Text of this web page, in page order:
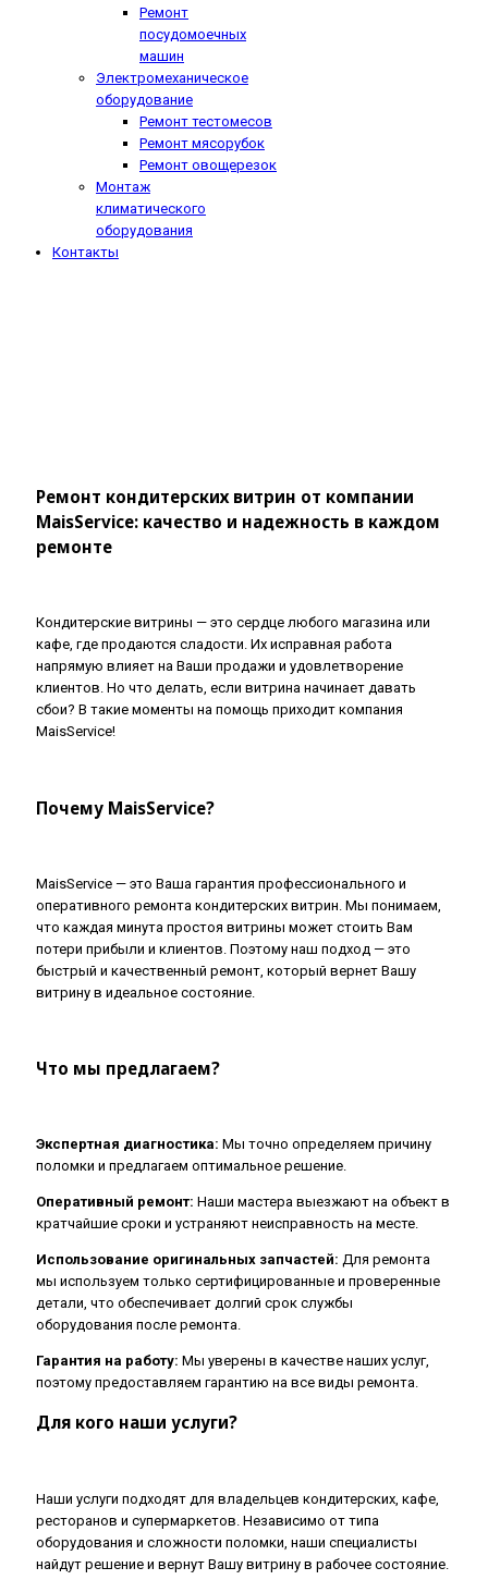
Ремонт
посудомоечных
машин
Электромеханическое
оборудование
Ремонт тестомесов
Ремонт мясорубок
Ремонт овощерезок
Монтаж
климатического
оборудования
Контакты
Ремонт кондитерских витрин от компании
MaisService: качество и надежность в каждом
ремонте
Кондитерские витрины — это сердце любого магазина или
кафе, где продаются сладости. Их исправная работа
напрямую влияет на Ваши продажи и удовлетворение
клиентов. Но что делать, если витрина начинает давать
сбои? В такие моменты на помощь приходит компания
MaisService!
Почему MaisService?
MaisService — это Ваша гарантия профессионального и
оперативного ремонта кондитерских витрин. Мы понимаем,
что каждая минута простоя витрины может стоить Вам
потери прибыли и клиентов. Поэтому наш подход — это
быстрый и качественный ремонт, который вернет Вашу
витрину в идеальное состояние.
Что мы предлагаем?
Экспертная диагностика: Мы точно определяем причину
поломки и предлагаем оптимальное решение.
Оперативный ремонт: Наши мастера выезжают на объект в
кратчайшие сроки и устраняют неисправность на месте.
Использование оригинальных запчастей: Для ремонта
мы используем только сертифицированные и проверенные
детали, что обеспечивает долгий срок службы
оборудования после ремонта.
Гарантия на работу: Мы уверены в качестве наших услуг,
поэтому предоставляем гарантию на все виды ремонта.
Для кого наши услуги?
Наши услуги подходят для владельцев кондитерских, кафе,
ресторанов и супермаркетов. Независимо от типа
оборудования и сложности поломки, наши специалисты
найдут решение и вернут Вашу витрину в рабочее состояние.